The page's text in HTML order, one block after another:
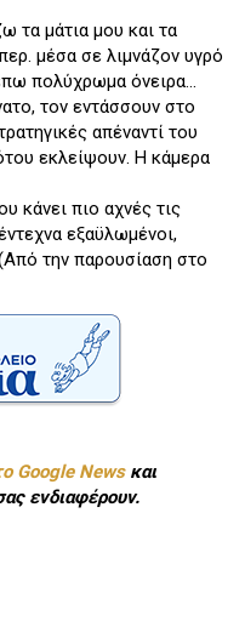
τα μάτια μου και τα
μέσα σε λιμνάζον υγρό
πολύχρωμα όνειρα...
τον εντάσσουν στο
απέναντί του
εκλείψουν. Η κάμερα
κάνει πιο αχνές τις
εξαϋλωμένοι,
την παρουσίαση στο
Google Newsκαι
ενδιαφέρουν.